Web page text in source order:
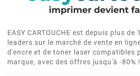
EASY CARTOUCHE est depuis plus de
leaders sur le marché de vente en
d'encre et de toner laser compatibles
marque, avec des offres jusqu'à -80% !